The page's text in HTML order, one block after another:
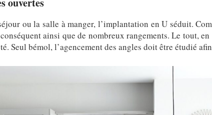
ou la salle à manger, l’implantation en U séduit.
ainsi que de nombreux rangements. Le tout,
Seul bémol, l’agencement des angles doit être étudié